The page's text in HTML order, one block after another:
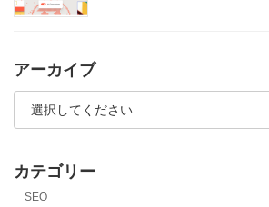
アーカイブ
カテゴリー
SEO